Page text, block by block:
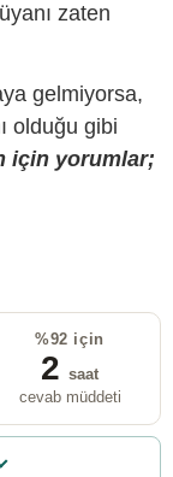
zaten
gelmiyorsa,
olduğu gibi
için yorumlar;
%92 için
2 saat
cevab müddeti